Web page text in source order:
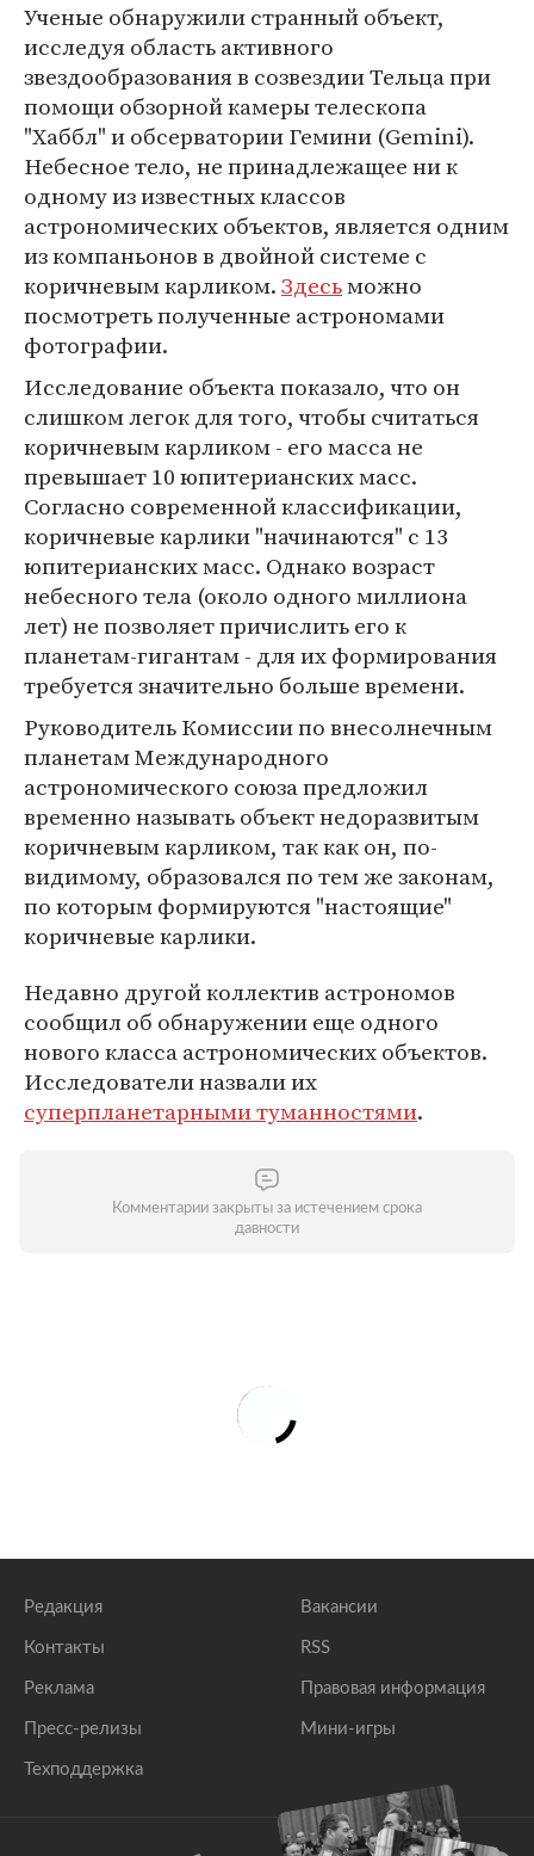
Ученые обнаружили странный объект,
исследуя область активного
звездообразования в созвездии Тельца при
помощи обзорной камеры телескопа
"Хаббл" и обсерватории Гемини (Gemini).
Небесное тело, не принадлежащее ни к
одному из известных классов
астрономических объектов, является одним
из компаньонов в двойной системе с
коричневым карликом.Здесьможно
посмотреть полученные астрономами
фотографии.
Исследование объекта показало, что он
слишком легок для того, чтобы считаться
коричневым карликом - его масса не
превышает 10 юпитерианских масс.
Согласно современной классификации,
коричневые карлики "начинаются" с 13
юпитерианских масс. Однако возраст
небесного тела (около одного миллиона
лет) не позволяет причислить его к
планетам-гигантам - для их формирования
требуется значительно больше времени.
Руководитель Комиссии по внесолнечным
планетам Международного
астрономического союза предложил
временно называть объект недоразвитым
коричневым карликом, так как он, по-
видимому, образовался по тем же законам,
по которым формируются "настоящие"
коричневые карлики.
Недавно другой коллектив астрономов
сообщил об обнаружении еще одного
нового класса астрономических объектов.
Исследователи назвали их
суперпланетарными туманностями.
Комментарии закрыты за истечением срока
давности
Редакция
Контакты
Реклама
Пресс-релизы
Техподдержка
Вакансии
RSS
Правовая информация
Мини-игры